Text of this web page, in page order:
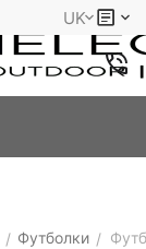
UK
/ Футболки /